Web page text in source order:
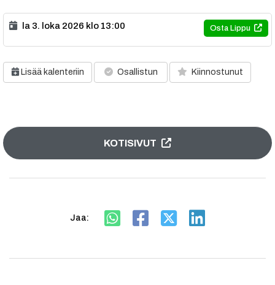
Osta Lippu
la 3. loka 2026 klo 13:00
Lisää kalenteriin Osallistun Kiinnostunut
KOTISIVUT
Jaa: